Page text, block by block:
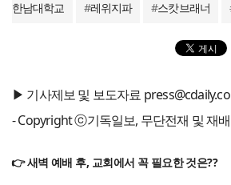
한남대학교 #레위지파 #스캇브래너
▶ 기사제보 및 보도자료
- Copyright ⓒ기독일보, 무단전재 및 재
👉 새벽 예배 후, 교회에서 꼭 필요한 것은??